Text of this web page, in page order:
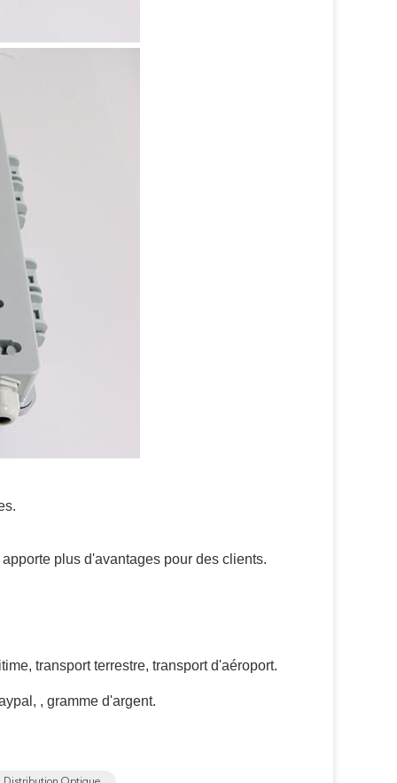
plus d'avantages pour des clients.
transport terrestre, transport d'aéroport.
, gramme d'argent.